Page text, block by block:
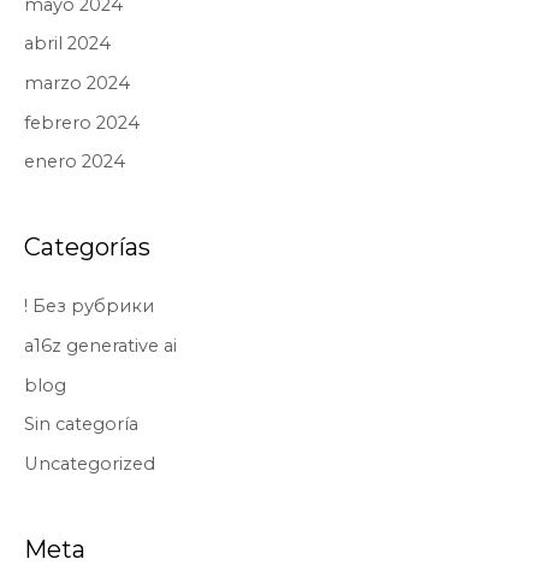
mayo 2024
abril 2024
marzo 2024
febrero 2024
enero 2024
Categorías
! Без рубрики
a16z generative ai
blog
Sin categoría
Uncategorized
Meta